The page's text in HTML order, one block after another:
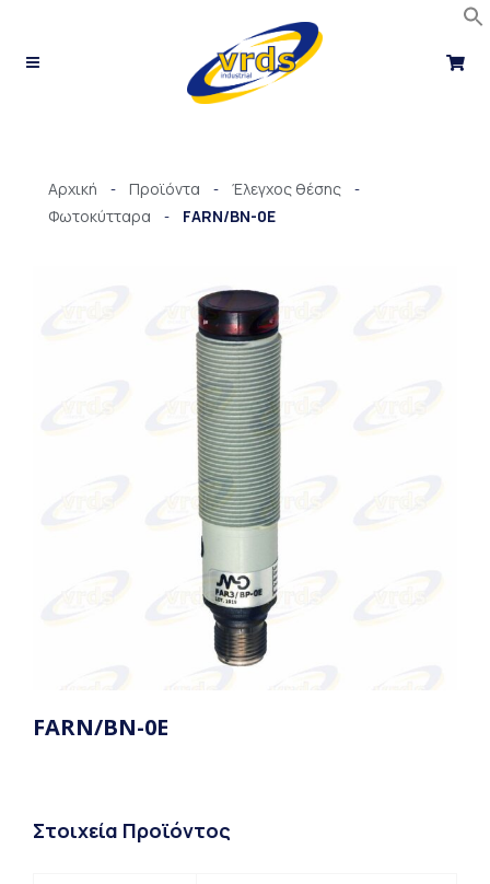
περιεχόμενο
Αρχική - Προϊόντα - Έλεγχος θέσης -
Φωτοκύτταρα - FARN/BN-0E
FARN/BN-0E
Στοιχεία Προϊόντος